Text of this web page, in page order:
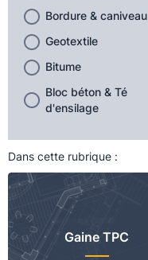
Bordure & caniveau
Geotextile
Bitume
Bloc béton & Té
d'ensilage
Dans cette rubrique :
Gaine TPC